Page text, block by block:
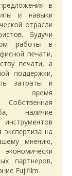
в
и навыки
отрасли
Будучи
работы в
печати,
печати, а
поддержки,
затраты и
время
Собственная
наличие
экспертиза на
мнению,
партнеров,
Fujifilm.